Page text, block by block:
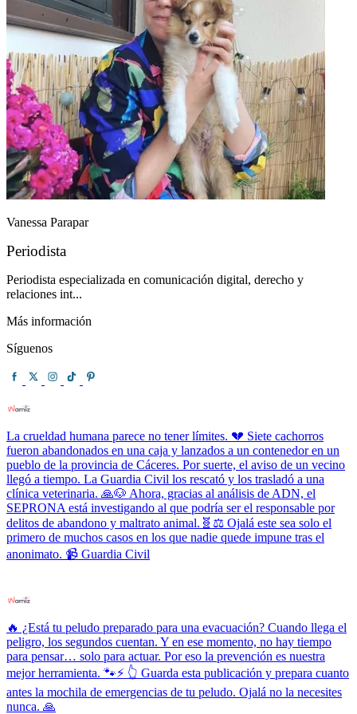
Vanessa Parapar
Periodista
Periodista especializada en comunicación digital, derecho y
relaciones int...
Más información
Síguenos
La crueldad humana parece no tener límites. 💔 Siete cachorros
fueron abandonados en una caja y lanzados a un contenedor en un
pueblo de la provincia de Cáceres. Por suerte, el aviso de un vecino
llegó a tiempo. La Guardia Civil los rescató y los trasladó a una
clínica veterinaria. 🙏🐶 Ahora, gracias al análisis de ADN, el
SEPRONA está investigando al que podría ser el responsable por
delitos de abandono y maltrato animal.🧬⚖️ Ojalá este sea solo el
primero de muchos casos en los que nadie quede impune tras el
anonimato. 📹 Guardia Civil
🔥 ¿Está tu peludo preparado para una evacuación? Cuando llega el
peligro, los segundos cuentan. Y en ese momento, no hay tiempo
para pensar… solo para actuar. Por eso la prevención es nuestra
mejor herramienta. 🐾⚡ 👆 Guarda esta publicación y prepara cuanto
antes la mochila de emergencias de tu peludo. Ojalá no la necesites
nunca. 🙏